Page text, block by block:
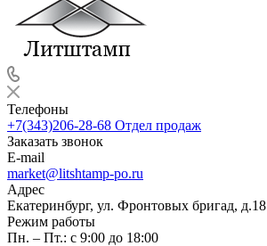
Телефоны
+7(343)206-28-68 Отдел продаж
Заказать звонок
E-mail
market@litshtamp-po.ru
Адрес
Екатеринбург, ул. Фронтовых бригад, д.18
Режим работы
Пн. – Пт.: с 9:00 до 18:00